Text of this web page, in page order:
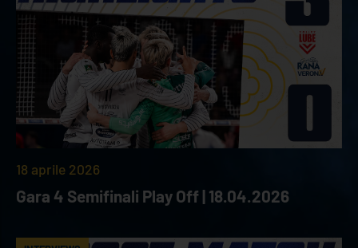
18 aprile 2026
Gara 4 Semifinali Play Off | 18.04.2026